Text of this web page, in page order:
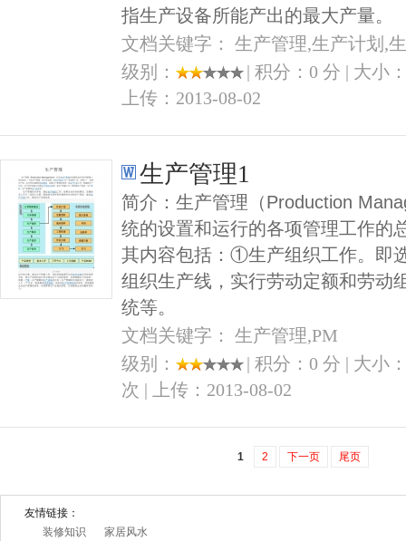
指生产设备所能产出的最大产量。
文档关键字： 生产管理,生产计划,
级别：
| 积分：0 分 | 大小
上传：2013-08-02
生产管理1
简介：生产管理（Production
统的设置和运行的各项管理工作的
其内容包括：①生产组织工作。即
组织生产线，实行劳动定额和劳动
统等。
文档关键字： 生产管理,PM
级别：
| 积分：0 分 | 大小
次 | 上传：2013-08-02
1 2 下一页 尾页
友情链接：
装修知识
家居风水